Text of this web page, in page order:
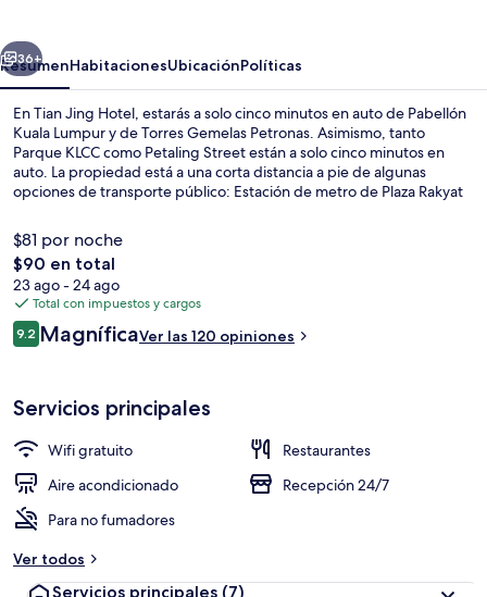
Siguiente
36+
ResumenHabitacionesUbicaciónPolíticas
En Tian Jing Hotel, estarás a solo cinco minutos en auto de Pabellón
Kuala Lumpur y de Torres Gemelas Petronas. Asimismo, tanto
Parque KLCC como Petaling Street están a solo cinco minutos en
auto. La propiedad está a una corta distancia a pie de algunas
opciones de transporte público: Estación de metro de Plaza Rakyat
minutos.
$81 por noche
El
precio
total
es
de
$90 en total
23 ago - 24 ago
Total con impuestos y cargos
Opiniones
9.29.2 de 10,
MagníficaVer las 120 opiniones
Servicios principales
Wifi gratuito
Restaurantes
Aire acondicionado
Recepción 24/7
Para no fumadores
Ver todos
Servicios principales (7)